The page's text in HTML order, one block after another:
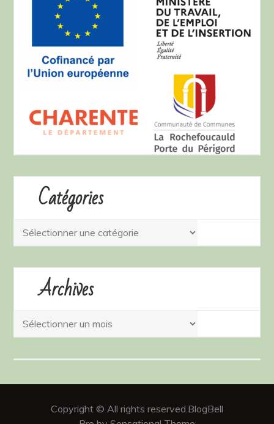
Catégories
Catégories
Archives
Archives
Copyright © All rights reserved.BlogBell